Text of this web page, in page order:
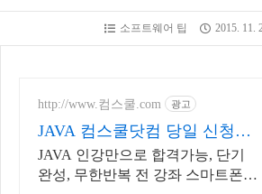
소프트웨어 팁 2015. 11.
http://www.컴스쿨.com 광고
JAVA 컴스쿨닷컴 당일 신청&
결제시 기프티콘!
JAVA 인강만으로 합격가능, 단기
완성, 무한반복 전 강좌 스마트폰